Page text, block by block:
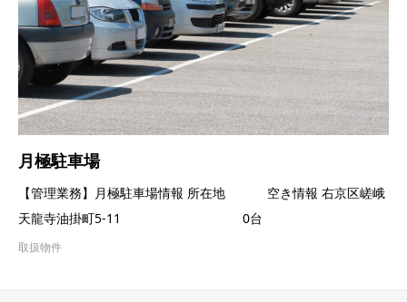
月極駐車場
【管理業務】月極駐車場情報 所在地 空き情報 右京区嵯峨
天龍寺油掛町5-11 0台
取扱物件